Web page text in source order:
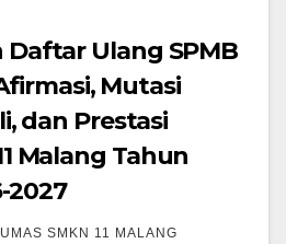
Ulang SPMB
Mutasi
dan Prestasi
Malang Tahun
2027
SMKN 11 MALANG